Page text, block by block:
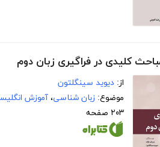
کلیدی در فراگیری زبان دوم
از: دیوید سینگلتون
موضوع: زبان شناسی، آموزش
۲۰۳ صفحه